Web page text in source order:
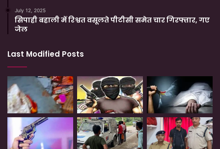
July 12, 2025
सिपाही बहाली में रिश्वत वसूलते पीटीसी समेत चार गिरफ्तार, गए
जेल
Last Modified Posts